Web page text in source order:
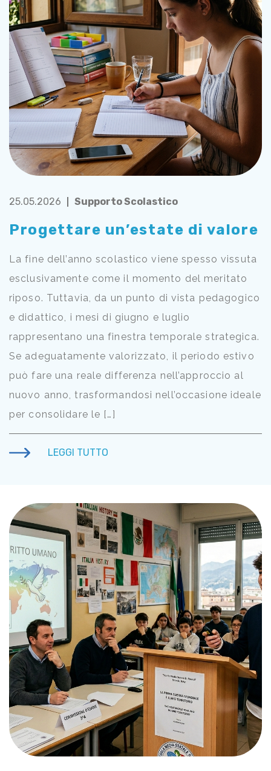
25.05.2026 Supporto Scolastico
Progettare un’estate di valore
La fine dell’anno scolastico viene spesso vissuta
esclusivamente come il momento del meritato
riposo. Tuttavia, da un punto di vista pedagogico
e didattico, i mesi di giugno e luglio
rappresentano una finestra temporale strategica.
Se adeguatamente valorizzato, il periodo estivo
può fare una reale differenza nell’approccio al
nuovo anno, trasformandosi nell’occasione ideale
per consolidare le […]
LEGGI TUTTO